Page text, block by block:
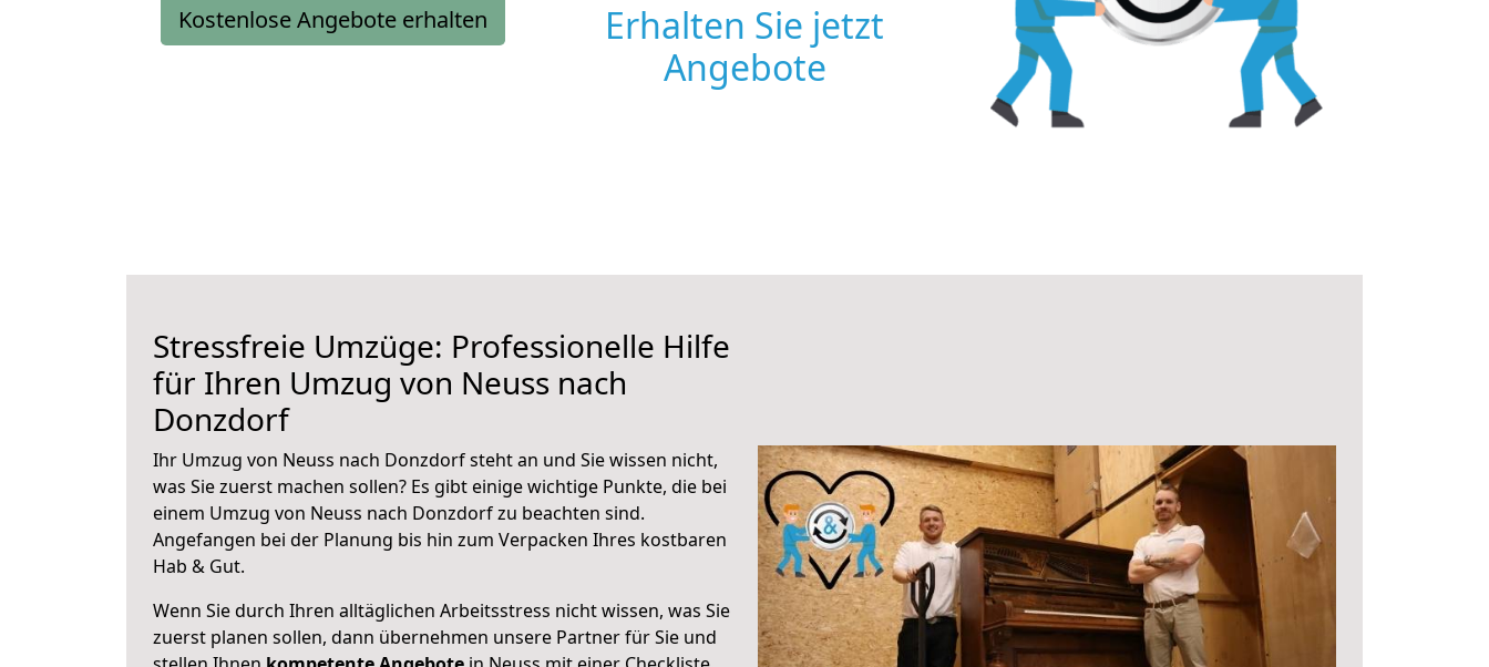
Kostenlose Angebote erhalten
Erhalten Sie jetzt
Angebote
Stressfreie Umzüge: Professionelle Hilfe
für Ihren Umzug von Neuss nach
Donzdorf
Ihr Umzug von Neuss nach Donzdorf steht an und Sie wissen nicht,
was Sie zuerst machen sollen? Es gibt einige wichtige Punkte, die bei
einem Umzug von Neuss nach Donzdorf zu beachten sind.
Angefangen bei der Planung bis hin zum Verpacken Ihres kostbaren
Hab & Gut.
Wenn Sie durch Ihren alltäglichen Arbeitsstress nicht wissen, was Sie
zuerst planen sollen, dann übernehmen unsere Partner für Sie und